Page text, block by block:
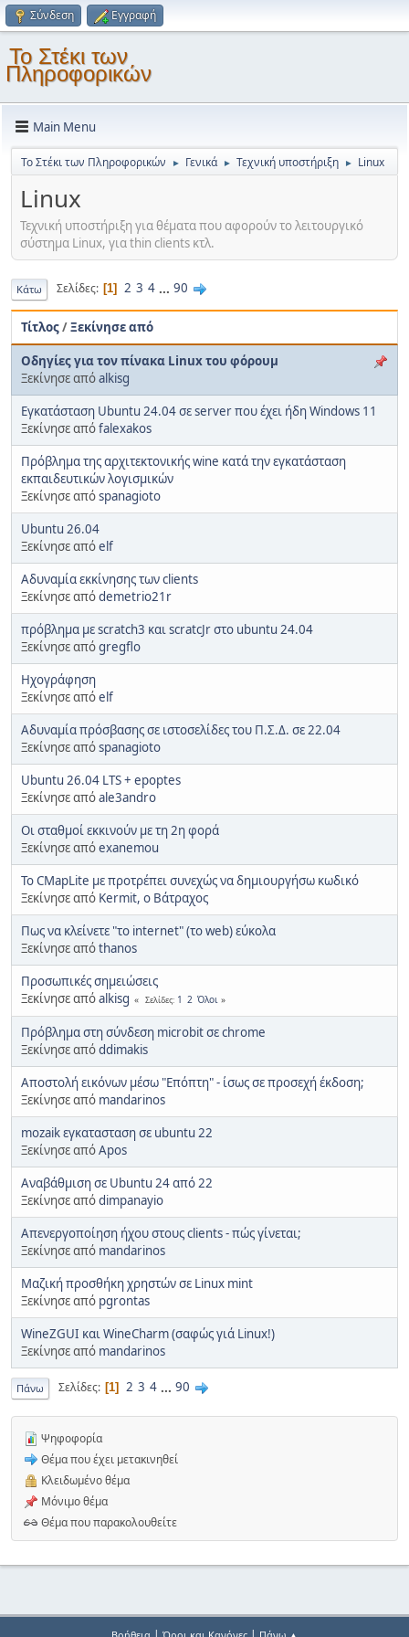
Σύνδεση Εγγραφή
Το Στέκι των
Πληροφορικών
Main Menu
Το Στέκι των Πληροφορικών ► Γενικά ► Τεχνική υποστήριξη ► Linux
Linux
Τεχνική υποστήριξη για θέματα που αφορούν το λειτουργικό
σύστημα Linux, για thin clients κτλ.
Κάτω Σελίδες 1 2 3 4 ... 90
Τίτλος/Ξεκίνησε από
Οδηγίες για τον πίνακα Linux του φόρουμ
Ξεκίνησε απόalkisg
Εγκατάσταση Ubuntu 24.04 σε server που έχει ήδη Windows 11
Ξεκίνησε απόfalexakos
Πρόβλημα της αρχιτεκτονικής wine κατά την εγκατάσταση
εκπαιδευτικών λογισμικών
Ξεκίνησε απόspanagioto
Ubuntu 26.04
Ξεκίνησε απόelf
Αδυναμία εκκίνησης των clients
Ξεκίνησε απόdemetrio21r
πρόβλημα με scratch3 και scratcJr στο ubuntu 24.04
Ξεκίνησε απόgregflo
Ηχογράφηση
Ξεκίνησε απόelf
Αδυναμία πρόσβασης σε ιστοσελίδες του Π.Σ.Δ. σε 22.04
Ξεκίνησε απόspanagioto
Ubuntu 26.04 LTS + epoptes
Ξεκίνησε απόale3andro
Οι σταθμοί εκκινούν με τη 2η φορά
Ξεκίνησε απόexanemou
To CMapLite με προτρέπει συνεχώς να δημιουργήσω κωδικό
Ξεκίνησε από Kermit, ο Βάτραχος
Πως να κλείνετε "το internet" (το web) εύκολα
Ξεκίνησε απόthanos
Προσωπικές σημειώσεις
Ξεκίνησε απόalkisg Σελίδες 1 2 Όλοι
Πρόβλημα στη σύνδεση microbit σε chrome
Ξεκίνησε απόddimakis
Αποστολή εικόνων μέσω "Επόπτη" - ίσως σε προσεχή έκδοση;
Ξεκίνησε από mandarinos
mozaik εγκατασταση σε ubuntu 22
Ξεκίνησε απόApos
Αναβάθμιση σε Ubuntu 24 από 22
Ξεκίνησε απόdimpanayio
Απενεργοποίηση ήχου στους clients - πώς γίνεται;
Ξεκίνησε από mandarinos
Μαζική προσθήκη χρηστών σε Linux mint
Ξεκίνησε από pgrontas
WineZGUI και WineCharm (σαφώς γιά Linux!)
Ξεκίνησε από mandarinos
Πάνω Σελίδες 1 2 3 4 ... 90
Ψηφοφορία
Θέμα που έχει μετακινηθεί
Κλειδωμένο θέμα
Μόνιμο θέμα
Θέμα που παρακολουθείτε